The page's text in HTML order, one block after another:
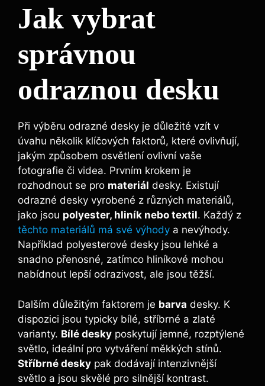
Jak vybrat
‌správnou
odraznou desku
Při ⁣výběru odrazné desky je důležité vzít ⁣v
úvahu několik klíčových​ faktorů, které‌ ovlivňují,
jakým způsobem osvětlení ovlivní vaše
fotografie či videa. Prvním krokem​ je
rozhodnout se pro materiál desky. Existují ​
odrazné desky⁢ vyrobené z ⁤různých materiálů,
jako jsou polyester, hliník nebo textil. Každý z
těchto materiálů má své výhody a nevýhody.
Například‍ polyesterové desky jsou lehké a
snadno přenosné, zatímco hliníkové mohou
nabídnout​ lepší ‌odrazivost,‌ ale jsou ​těžší.
Dalším důležitým faktorem⁣ je barva desky. K
dispozici jsou ‍typicky bílé,⁣ stříbrné a zlaté
varianty. Bílé desky poskytují jemné, rozptýlené
světlo, ideální pro ‌vytváření měkkých ⁤stínů.
Stříbrné desky pak dodávají intenzivnější​
světlo a jsou ⁣skvělé pro silnější ⁢kontrast.